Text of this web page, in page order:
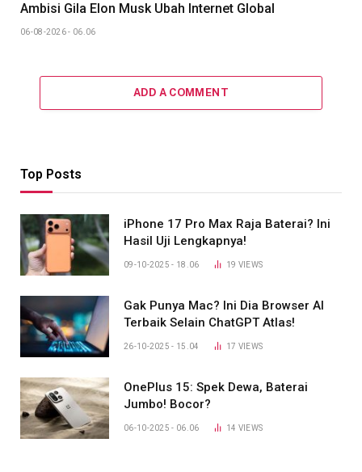
Ambisi Gila Elon Musk Ubah Internet Global
06-08-2026 - 06.06
ADD A COMMENT
Top Posts
iPhone 17 Pro Max Raja Baterai? Ini
Hasil Uji Lengkapnya!
09-10-2025 - 18.06 19 VIEWS
Gak Punya Mac? Ini Dia Browser AI
Terbaik Selain ChatGPT Atlas!
26-10-2025 - 15.04 17 VIEWS
OnePlus 15: Spek Dewa, Baterai
Jumbo! Bocor?
06-10-2025 - 06.06 14 VIEWS